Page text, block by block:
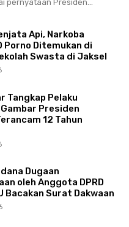
pernyataan Presiden...
Api, Narkoba
Porno Ditemukan di
Swasta di Jaksel
Tangkap Pelaku
Presiden
12 Tahun
Dugaan
oleh Anggota DPRD
Bacakan Surat Dakwaan